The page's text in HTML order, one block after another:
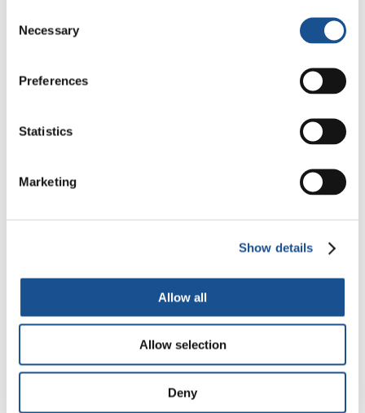
Selection
Necessary
Preferences
Statistics
Marketing
Show details
Allow all
Allow selection
Deny
Dal Sud America tre storie di
Festival Re-Imagine Peace, da
Readers also like
Anita, Argentina: Basta fare il
primo passo